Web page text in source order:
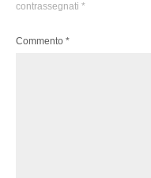
contrassegnati *
Commento *